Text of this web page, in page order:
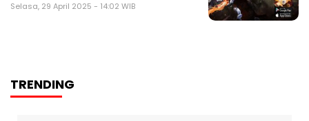
Selasa, 29 April 2025 - 14:02 WIB
TRENDING